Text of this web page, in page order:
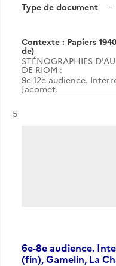
Type de document
-
Contexte : Papiers
de)
STÉNOGRAPHIES
DE RIOM :
9e-12e audience.
Jacomet.
Résultat n°
5
6e-8e audience.
(fin), Gamelin, La